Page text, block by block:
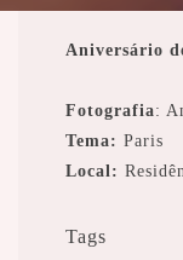
Aniversário
Fotografia:
Tema: Paris
Local:
Tags